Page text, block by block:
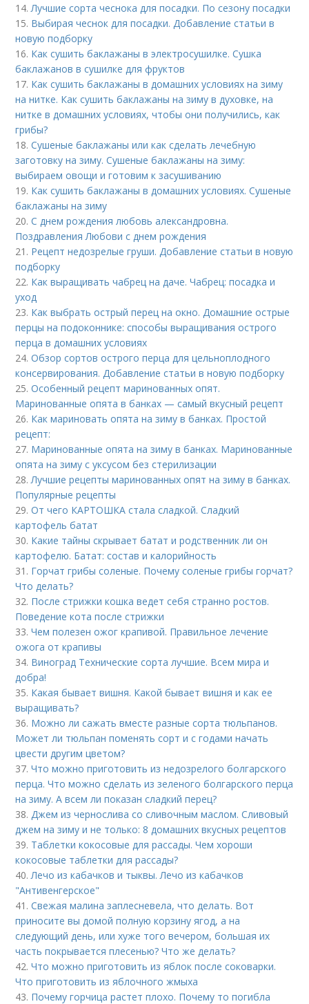
14.Лучшие сорта чеснока для посадки. По сезону посадки
15. Выбирая чеснок для посадки. Добавление статьи в
новую подборку
16. Как сушить баклажаны в электросушилке. Сушка
баклажанов в сушилке для фруктов
17. Как сушить баклажаны в домашних условиях на зиму
на нитке. Как сушить баклажаны на зиму в духовке, на
нитке в домашних условиях, чтобы они получились, как
грибы?
18.Сушеные баклажаны или как сделать лечебную
заготовку на зиму. Сушеные баклажаны на зиму:
выбираем овощи и готовим к засушиванию
19. Как сушить баклажаны в домашних условиях. Сушеные
баклажаны на зиму
20.С днем рождения любовь александровна.
Поздравления Любови с днем рождения
21. Рецепт недозрелые груши. Добавление статьи в новую
подборку
22. Как выращивать чабрец на даче. Чабрец: посадка и
уход
23. Как выбрать острый перец на окно. Домашние острые
перцы на подоконнике: способы выращивания острого
перца в домашних условиях
24.Обзор сортов острого перца для цельноплодного
консервирования. Добавление статьи в новую подборку
25.Особенный рецепт маринованных опят.
Маринованные опята в банках — самый вкусный рецепт
26. Как мариновать опята на зиму в банках. Простой
рецепт:
27. Маринованные опята на зиму в банках. Маринованные
опята на зиму с уксусом без стерилизации
28.Лучшие рецепты маринованных опят на зиму в банках.
Популярные рецепты
29.От чего КАРТОШКА стала сладкой. Сладкий
картофель батат
30. Какие тайны скрывает батат и родственник ли он
картофелю. Батат: состав и калорийность
31. Горчат грибы соленые. Почему соленые грибы горчат?
Что делать?
32. После стрижки кошка ведет себя странно ростов.
Поведение кота после стрижки
33.Чем полезен ожог крапивой. Правильное лечение
ожога от крапивы
34. Виноград Технические сорта лучшие. Всем мира и
добра!
35. Какая бывает вишня. Какой бывает вишня и как ее
выращивать?
36. Можно ли сажать вместе разные сорта тюльпанов.
Может ли тюльпан поменять сорт и с годами начать
цвести другим цветом?
37.Что можно приготовить из недозрелого болгарского
перца. Что можно сделать из зеленого болгарского перца
на зиму. А всем ли показан сладкий перец?
38.Джем из чернослива со сливочным маслом. Сливовый
джем на зиму и не только: 8 домашних вкусных рецептов
39. Таблетки кокосовые для рассады. Чем хороши
кокосовые таблетки для рассады?
40.Лечо из кабачков и тыквы. Лечо из кабачков
"Антивенгерское"
41.Свежая малина заплесневела, что делать. Вот
приносите вы домой полную корзину ягод, а на
следующий день, или хуже того вечером, большая их
часть покрывается плесенью? Что же делать?
42.Что можно приготовить из яблок после соковарки.
Что приготовить из яблочного жмыха
43. Почему горчица растет плохо. Почему то погибла